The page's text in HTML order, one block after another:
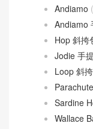
文章類目
(594)
Andiamo